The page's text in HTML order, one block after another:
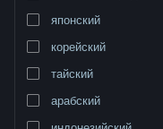
Изменить язык
Полная версия
японский
корейский
тайский
арабский
Результатов по вашему
вашим настройкам.